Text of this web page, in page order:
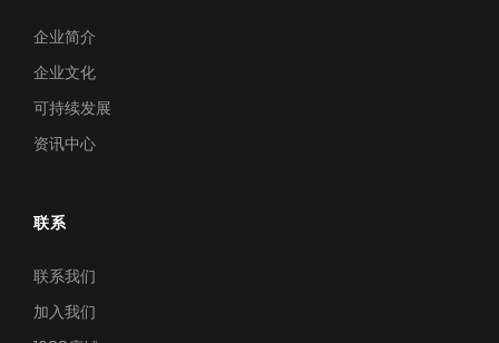
企业简介
企业文化
可持续发展
资讯中心
联系
联系我们
加入我们